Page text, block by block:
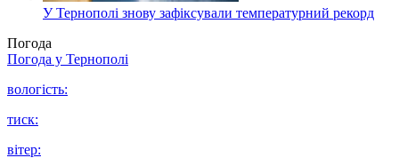
У Тернополі знову зафіксували температурний рекорд
Погода
Погода у Тернополі
вологість:
тиск:
вітер: